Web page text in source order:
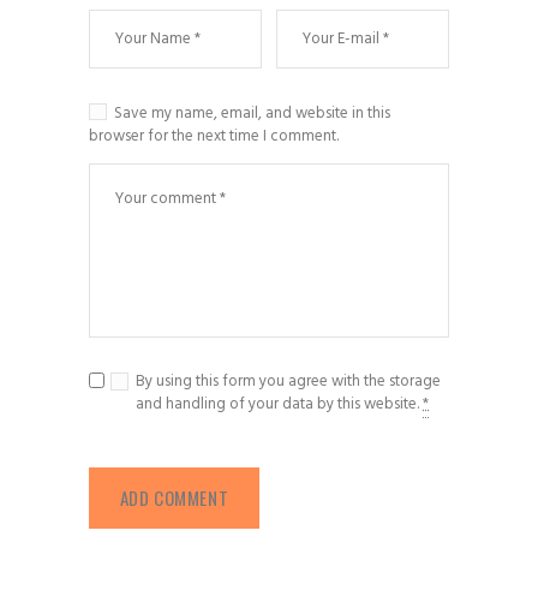
Save my name, email, and website in this
browser for the next time I comment.
By using this form you agree with the storage
and handling of your data by this website.*